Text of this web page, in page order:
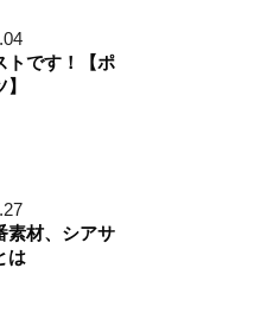
トです！【ポ
素材、シアサ
は